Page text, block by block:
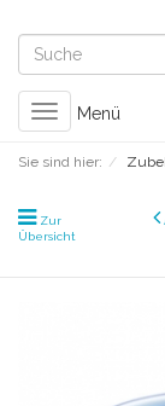
Toggle
navigation
Menü
Sie sind hier:
Zur
Übersicht